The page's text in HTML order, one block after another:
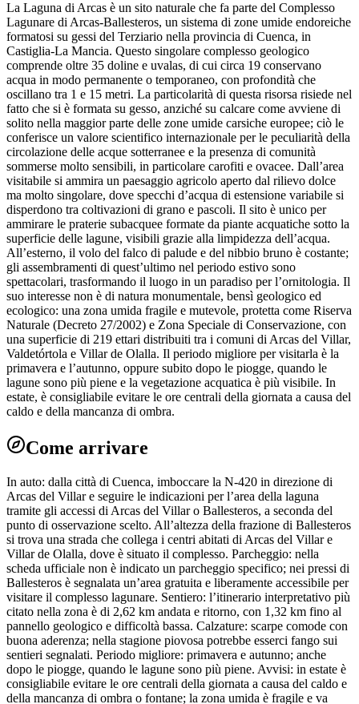
La Laguna di Arcas è un sito naturale che fa parte del Complesso
Lagunare di Arcas-Ballesteros, un sistema di zone umide endoreiche
formatosi su gessi del Terziario nella provincia di Cuenca, in
Castiglia-La Mancia. Questo singolare complesso geologico
comprende oltre 35 doline e uvalas, di cui circa 19 conservano
acqua in modo permanente o temporaneo, con profondità che
oscillano tra 1 e 15 metri. La particolarità di questa risorsa risiede nel
fatto che si è formata su gesso, anziché su calcare come avviene di
solito nella maggior parte delle zone umide carsiche europee; ciò le
conferisce un valore scientifico internazionale per le peculiarità della
circolazione delle acque sotterranee e la presenza di comunità
sommerse molto sensibili, in particolare carofiti e ovacee. Dall’area
visitabile si ammira un paesaggio agricolo aperto dal rilievo dolce
ma molto singolare, dove specchi d’acqua di estensione variabile si
disperdono tra coltivazioni di grano e pascoli. Il sito è unico per
ammirare le praterie subacquee formate da piante acquatiche sotto la
superficie delle lagune, visibili grazie alla limpidezza dell’acqua.
All’esterno, il volo del falco di palude e del nibbio bruno è costante;
gli assembramenti di quest’ultimo nel periodo estivo sono
spettacolari, trasformando il luogo in un paradiso per l’ornitologia. Il
suo interesse non è di natura monumentale, bensì geologico ed
ecologico: una zona umida fragile e mutevole, protetta come Riserva
Naturale (Decreto 27/2002) e Zona Speciale di Conservazione, con
una superficie di 219 ettari distribuiti tra i comuni di Arcas del Villar,
Valdetórtola e Villar de Olalla. Il periodo migliore per visitarla è la
primavera e l’autunno, oppure subito dopo le piogge, quando le
lagune sono più piene e la vegetazione acquatica è più visibile. In
estate, è consigliabile evitare le ore centrali della giornata a causa del
caldo e della mancanza di ombra.
Come arrivare
In auto: dalla città di Cuenca, imboccare la N-420 in direzione di
Arcas del Villar e seguire le indicazioni per l’area della laguna
tramite gli accessi di Arcas del Villar o Ballesteros, a seconda del
punto di osservazione scelto. All’altezza della frazione di Ballesteros
si trova una strada che collega i centri abitati di Arcas del Villar e
Villar de Olalla, dove è situato il complesso. Parcheggio: nella
scheda ufficiale non è indicato un parcheggio specifico; nei pressi di
Ballesteros è segnalata un’area gratuita e liberamente accessibile per
visitare il complesso lagunare. Sentiero: l’itinerario interpretativo più
citato nella zona è di 2,62 km andata e ritorno, con 1,32 km fino al
pannello geologico e difficoltà bassa. Calzature: scarpe comode con
buona aderenza; nella stagione piovosa potrebbe esserci fango sui
sentieri segnalati. Periodo migliore: primavera e autunno; anche
dopo le piogge, quando le lagune sono più piene. Avvisi: in estate è
consigliabile evitare le ore centrali della giornata a causa del caldo e
della mancanza di ombra o fontane; la zona umida è fragile e va